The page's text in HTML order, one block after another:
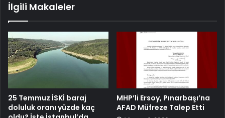
İlgili Makaleler
25 Temmuz İSKİ baraj
doluluk oranı yüzde kaç
MHP’li Ersoy, Pınarbaşı’na
AFAD Müfreze Talep Etti